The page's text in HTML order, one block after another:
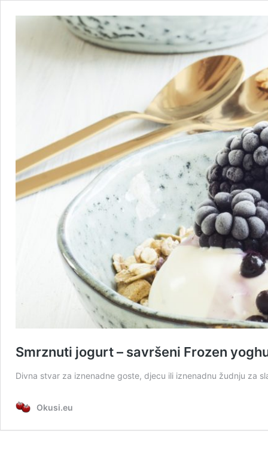
Smrznuti jogurt – savršeni Frozen
Divna stvar za iznenadne goste, djecu ili iznenadnu žudnju za
Okusi.eu